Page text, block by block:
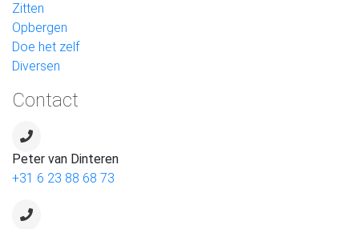
Zitten
Opbergen
Doe het zelf
Diversen
Contact
Peter van Dinteren
+31 6 23 88 68 73